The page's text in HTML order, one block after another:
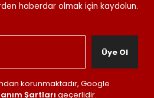
haberdar olmak için kaydolun.
Üye Ol
korunmaktadır, Google
Şartları geçerlidir.